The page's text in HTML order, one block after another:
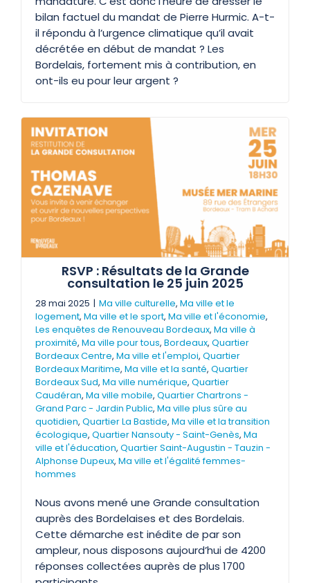
bilan factuel du mandat de Pierre Hurmic. A-t-
il répondu à l’urgence climatique qu’il avait
décrétée en début de mandat ? Les
Bordelais, fortement mis à contribution, en
ont-ils eu pour leur argent ?
RSVP : Résultats de la Grande
consultation le 25 juin 2025
28 mai 2025 | Ma ville culturelle, Ma ville et le
logement, Ma ville et le sport, Ma ville et l'économie,
Les enquêtes de Renouveau Bordeaux, Ma ville à
proximité, Ma ville pour tous, Bordeaux, Quartier
Bordeaux Centre, Ma ville et l'emploi, Quartier
Bordeaux Maritime, Ma ville et la santé, Quartier
Bordeaux Sud, Ma ville numérique, Quartier
Caudéran, Ma ville mobile, Quartier Chartrons -
Grand Parc - Jardin Public, Ma ville plus sûre au
quotidien, Quartier La Bastide, Ma ville et la transition
écologique, Quartier Nansouty - Saint-Genès, Ma
ville et l'éducation, Quartier Saint-Augustin - Tauzin -
Alphonse Dupeux, Ma ville et l'égalité femmes-
hommes
Nous avons mené une Grande consultation
auprès des Bordelaises et des Bordelais.
Cette démarche est inédite de par son
ampleur, nous disposons aujourd’hui de 4200
réponses collectées auprès de plus 1700